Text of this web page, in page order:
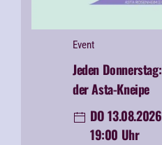
Event
Jeden Donnerstag:
der Asta-Kneipe
DO 13.08.2026
19:00 Uhr